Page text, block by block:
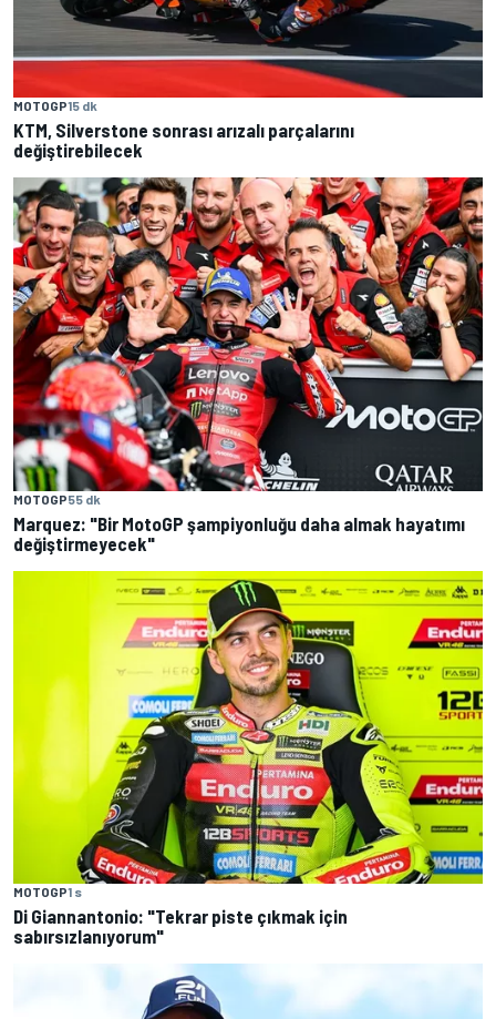
MOTOGP15 dk
KTM, Silverstone sonrası arızalı parçalarını
değiştirebilecek
MOTOGP55 dk
Marquez: "Bir MotoGP şampiyonluğu daha almak hayatımı
değiştirmeyecek"
MOTOGP1 s
Di Giannantonio: "Tekrar piste çıkmak için
sabırsızlanıyorum"